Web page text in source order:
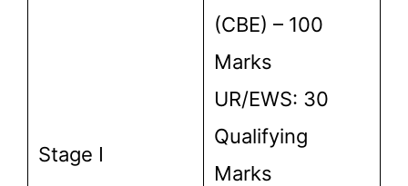
Stage I
(CBE) – 100
Marks
UR/EWS: 30
Qualifying
Marks